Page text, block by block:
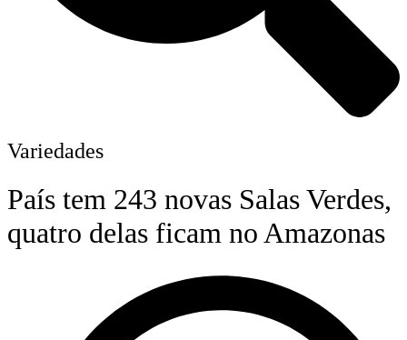
Variedades
País tem 243 novas Salas Verdes,
quatro delas ficam no Amazonas